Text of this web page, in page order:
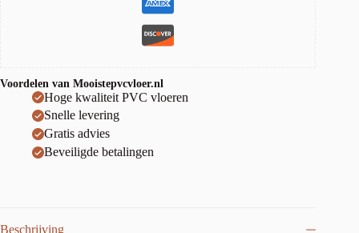
Voordelen van Mooistepvcvloer.nl
Hoge kwaliteit PVC vloeren
Snelle levering
Gratis advies
Beveiligde betalingen
Beschrijving